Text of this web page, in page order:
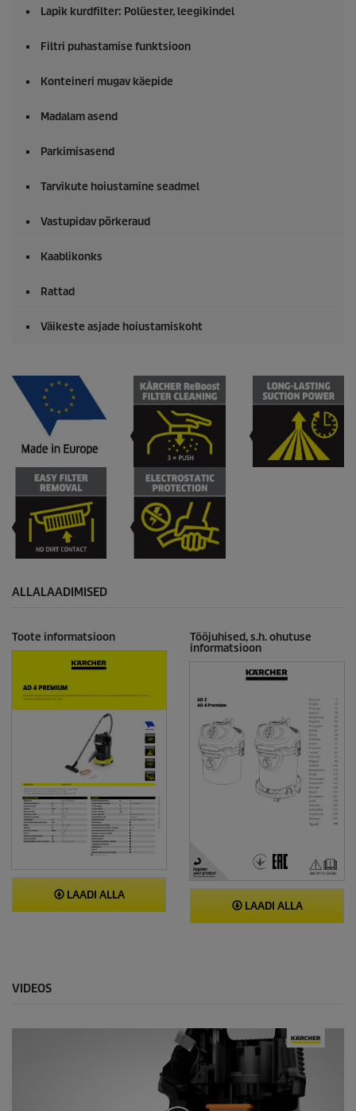
Lapik kurdfilter: Polüester, leegikindel
Filtri puhastamise funktsioon
Konteineri mugav käepide
Madalam asend
Parkimisasend
Tarvikute hoiustamine seadmel
Vastupidav põrkeraud
Kaablikonks
Rattad
Väikeste asjade hoiustamiskoht
ALLALAADIMISED
Toote informatsioon
LAADI ALLA
Tööjuhised, s.h. ohutuse
informatsioon
LAADI ALLA
VIDEOS